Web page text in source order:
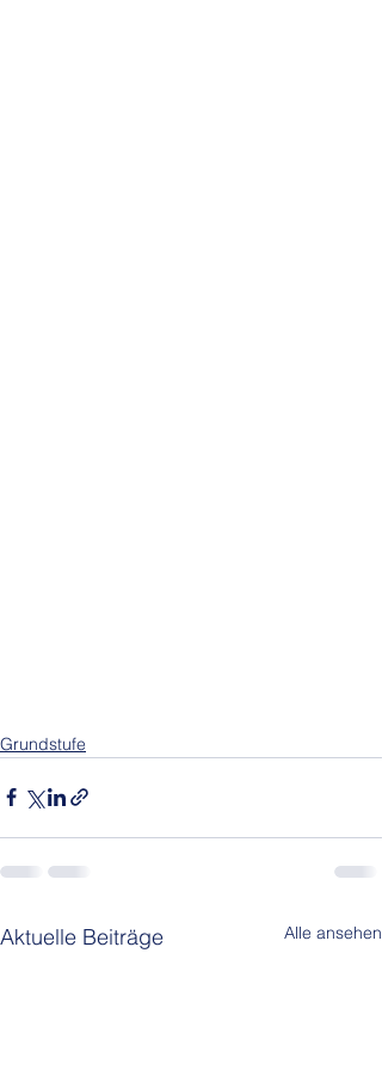
Grundstufe
Aktuelle Beiträge Alle ansehen